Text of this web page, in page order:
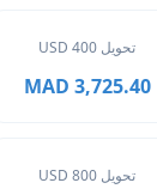
تحويل 400 USD
3,725.40 MAD
تحويل 800 USD